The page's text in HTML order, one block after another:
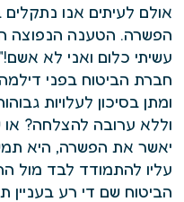
אולם לעיתים אנו
הפשרה. הטענה הנפוצה
עשיתי כלום ואני לא
חברת הביטוח בפני
ומתן בסיכון לעלויות
וללא ערובה להצלחה?
יאשר את הפשרה, היא
עליו להתמודד לבד מול
הביטוח שם די רע בעניין